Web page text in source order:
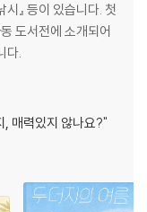
시』 등이 있습니다. 첫
도서전에 소개되어
다.
, 매력있지 않나요?"